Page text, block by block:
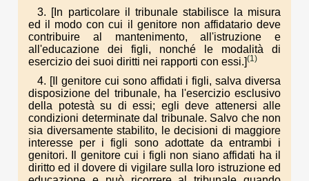
3. [In particolare il tribunale stabilisce la misura
ed il modo con cui il genitore non affidatario deve
contribuire al mantenimento, all'istruzione e
all'educazione dei figli, nonché le modalità di
esercizio dei suoi diritti nei rapporti con essi.](1)
4. [Il genitore cui sono affidati i figli, salva diversa
disposizione del tribunale, ha l'esercizio esclusivo
della potestà su di essi; egli deve attenersi alle
condizioni determinate dal tribunale. Salvo che non
sia diversamente stabilito, le decisioni di maggiore
interesse per i figli sono adottate da entrambi i
genitori. Il genitore cui i figli non siano affidati ha il
diritto ed il dovere di vigilare sulla loro istruzione ed